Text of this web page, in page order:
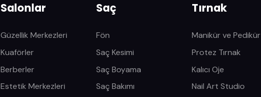
Salonlar
Güzellik Merkezleri
Kuaförler
Berberler
Estetik Merkezleri
Saç
Fön
Saç Kesimi
Saç Boyama
Saç Bakımı
Tırnak
Manikür ve Pedikür
Protez Tırnak
Kalıcı Oje
Nail Art Studio